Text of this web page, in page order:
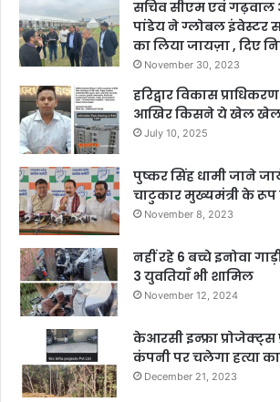
सचिव सीएम एवं
पांडेय ने ग्लोबल इंवेस्टर
का लिया जायज़ा , दिए
November 30, 2023
हरिद्वार विकास
आखिर किसने ये खेल
July 10, 2025
पुष्कर सिंह धामी जाने
चाटुकार मुख्यमंत्री के
November 8, 2023
नहीं रहे 6 बच्चे इनोवा
3 युवतियाँ भी शामिल
November 12, 2024
केआरसी इन्फ्रा प्रोजेक्ट्स
कंपनी पर चलेगा हत्या
December 21, 2023